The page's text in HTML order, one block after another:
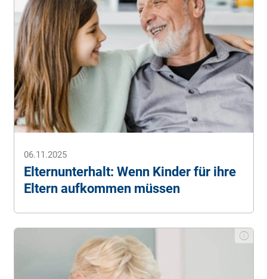
diese Pflegeformen gibt es. (Stand: 17.12.2025).
Pflege ABC (2025).Verhinderungspflege 2025.
(Stand: 17.12.2025).
Pflegewächter.Das große Update für die
Verhinderungspflege 2025. (Stand: 17.12.2025).
Verbraucherzentrale (2025).
Entlastung für
pflegende Angehörige: Hilfen und Angebote im
Überblick. (Stand: 17.12.2025).
06.11.2025
Elternunterhalt: Wenn Kinder für ihre
Eltern aufkommen müssen